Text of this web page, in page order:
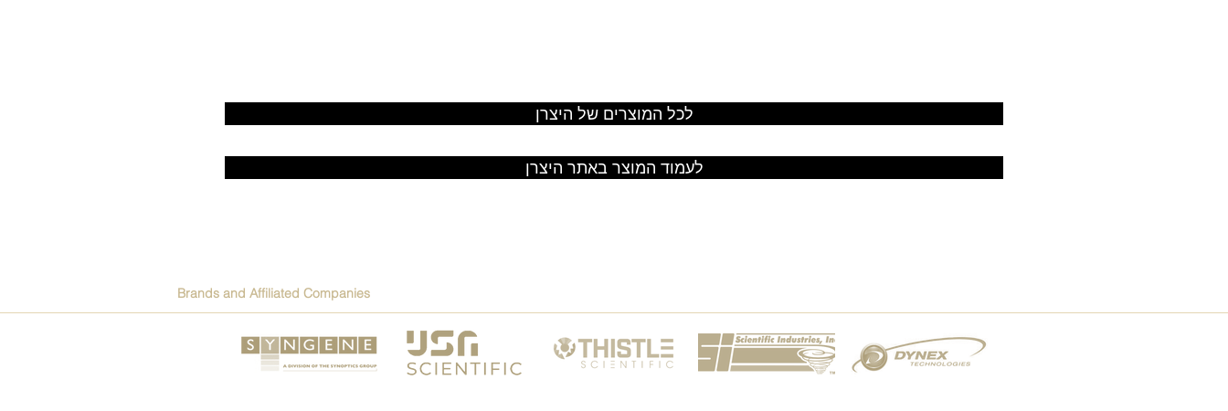
לכל המוצרים של היצרן
לעמוד המוצר באתר היצרן
Brands and Affiliated Companies